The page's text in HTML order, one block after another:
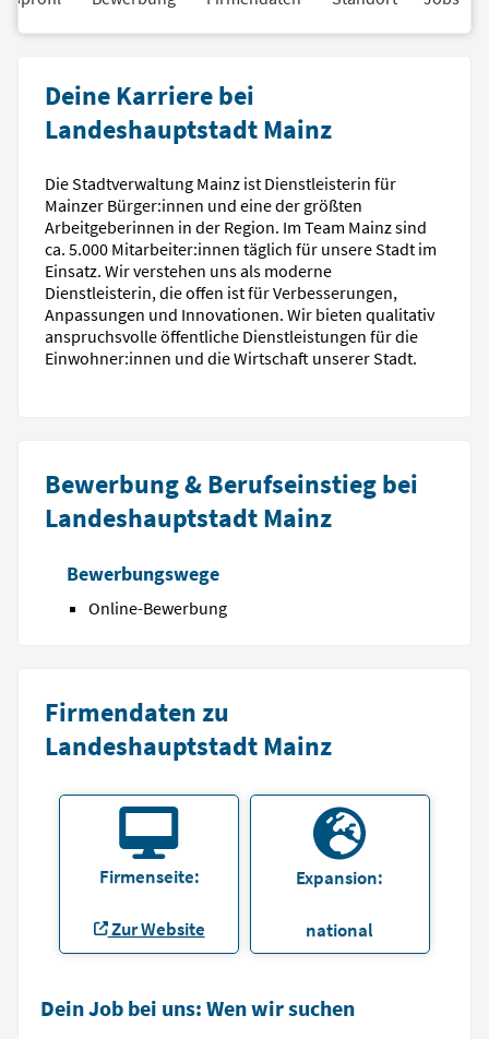
Deine Karriere bei
Landeshauptstadt Mainz
Die Stadtverwaltung Mainz ist Dienstleisterin für
Mainzer Bürger:innen und eine der größten
Arbeitgeberinnen in der Region. Im Team Mainz sind
ca. 5.000 Mitarbeiter:innen täglich für unsere Stadt im
Einsatz. Wir verstehen uns als moderne
Dienstleisterin, die offen ist für Verbesserungen,
Anpassungen und Innovationen. Wir bieten qualitativ
anspruchsvolle öffentliche Dienstleistungen für die
Einwohner:innen und die Wirtschaft unserer Stadt.
Bewerbung & Berufseinstieg bei
Landeshauptstadt Mainz
Bewerbungswege
Online-Bewerbung
Firmendaten zu
Landeshauptstadt Mainz
Firmenseite:
Zur Website
Expansion:
national
Dein Job bei uns: Wen wir suchen